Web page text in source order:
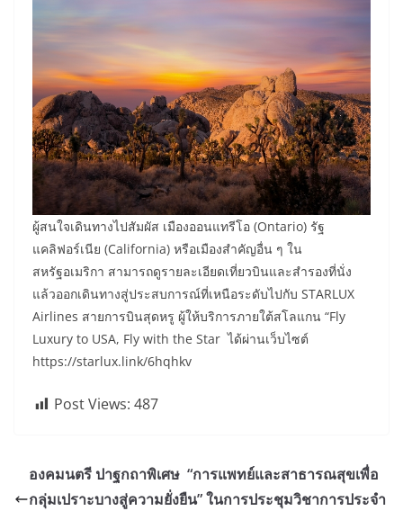
ผู้สนใจเดินทางไปสัมผัส เมืองออนแทรีโอ (Ontario) รัฐ
แคลิฟอร์เนีย (California) หรือเมืองสำคัญอื่น ๆ ใน
สหรัฐอเมริกา สามารถดูรายละเอียดเที่ยวบินและสำรองที่นั่ง
แล้วออกเดินทางสู่ประสบการณ์ที่เหนือระดับไปกับ STARLUX
Airlines สายการบินสุดหรู ผู้ให้บริการภายใต้สโลแกน “Fly
Luxury to USA, Fly with the Star ได้ผ่านเว็บไซต์
https://starlux.link/6hqhkv
Post Views: 487
องคมนตรี ปาฐกถาพิเศษ “การแพทย์และสาธารณสุขเพื่อ
กลุ่มเปราะบางสู่ความยั่งยืน” ในการประชุมวิชาการประจำ